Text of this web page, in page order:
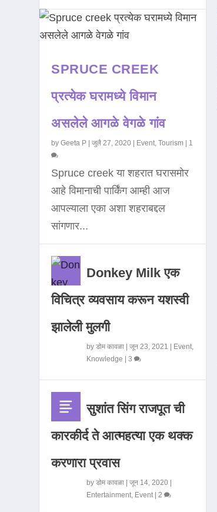
SPRUCE CREEK
प्रत्येक घरामध्ये विमान
असलेले आगळे वेगळे गांव
byGeeta P |जुलै 27, 2020 | Event ,Tourism | 1
Spruce creek या शहरात घरासमोर
आहे विमानाची पार्किंग आम्ही आज
आपल्याला एका अशा शहराबद्दल
सांगणार...
Donkey Milk एक
विचित्र व्यवसाय करून यशस्वी
झालेली मुलगी
byडोम कावळा |जून 23, 2021 | Event
Knowledge |3
सुशांत सिंग राजपूत ची
कारकीर्द ते आत्महत्या एक थक्क
करणारा प्रवास
byडोम कावळा |जून 14, 2020 |
Entertainment Event | 2